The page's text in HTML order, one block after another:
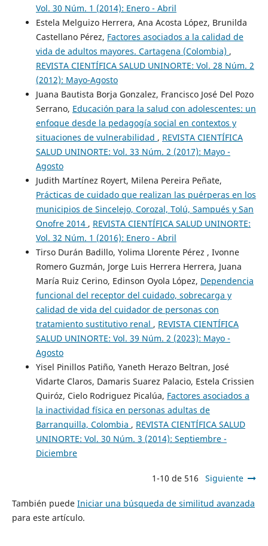
Vol. 30 Núm. 1 (2014): Enero - Abril
Estela Melguizo Herrera, Ana Acosta López, Brunilda
Castellano Pérez, Factores asociados a la calidad de
vida de adultos mayores. Cartagena (Colombia) ,
REVISTA CIENTÍFICA SALUD UNINORTE: Vol. 28 Núm. 2
(2012): Mayo-Agosto
Juana Bautista Borja Gonzalez, Francisco José Del Pozo
Serrano, Educación para la salud con adolescentes: un
enfoque desde la pedagogía social en contextos y
situaciones de vulnerabilidad , REVISTA CIENTÍFICA
SALUD UNINORTE: Vol. 33 Núm. 2 (2017): Mayo -
Agosto
Judith Martínez Royert, Milena Pereira Peñate,
Prácticas de cuidado que realizan las puérperas en los
municipios de Sincelejo, Corozal, Tolú, Sampués y San
Onofre 2014 , REVISTA CIENTÍFICA SALUD UNINORTE:
Vol. 32 Núm. 1 (2016): Enero - Abril
Tirso Durán Badillo, Yolima Llorente Pérez , Ivonne
Romero Guzmán, Jorge Luis Herrera Herrera, Juana
María Ruiz Cerino, Edinson Oyola López, Dependencia
funcional del receptor del cuidado, sobrecarga y
calidad de vida del cuidador de personas con
tratamiento sustitutivo renal , REVISTA CIENTÍFICA
SALUD UNINORTE: Vol. 39 Núm. 2 (2023): Mayo -
Agosto
Yisel Pinillos Patiño, Yaneth Herazo Beltran, José
Vidarte Claros, Damaris Suarez Palacio, Estela Crissien
Quiróz, Cielo Rodriguez Picalúa, Factores asociados a
la inactividad física en personas adultas de
Barranquilla, Colombia , REVISTA CIENTÍFICA SALUD
UNINORTE: Vol. 30 Núm. 3 (2014): Septiembre -
Diciembre
1-10 de 516 Siguiente
También puede Iniciar una búsqueda de similitud avanzada
para este artículo.